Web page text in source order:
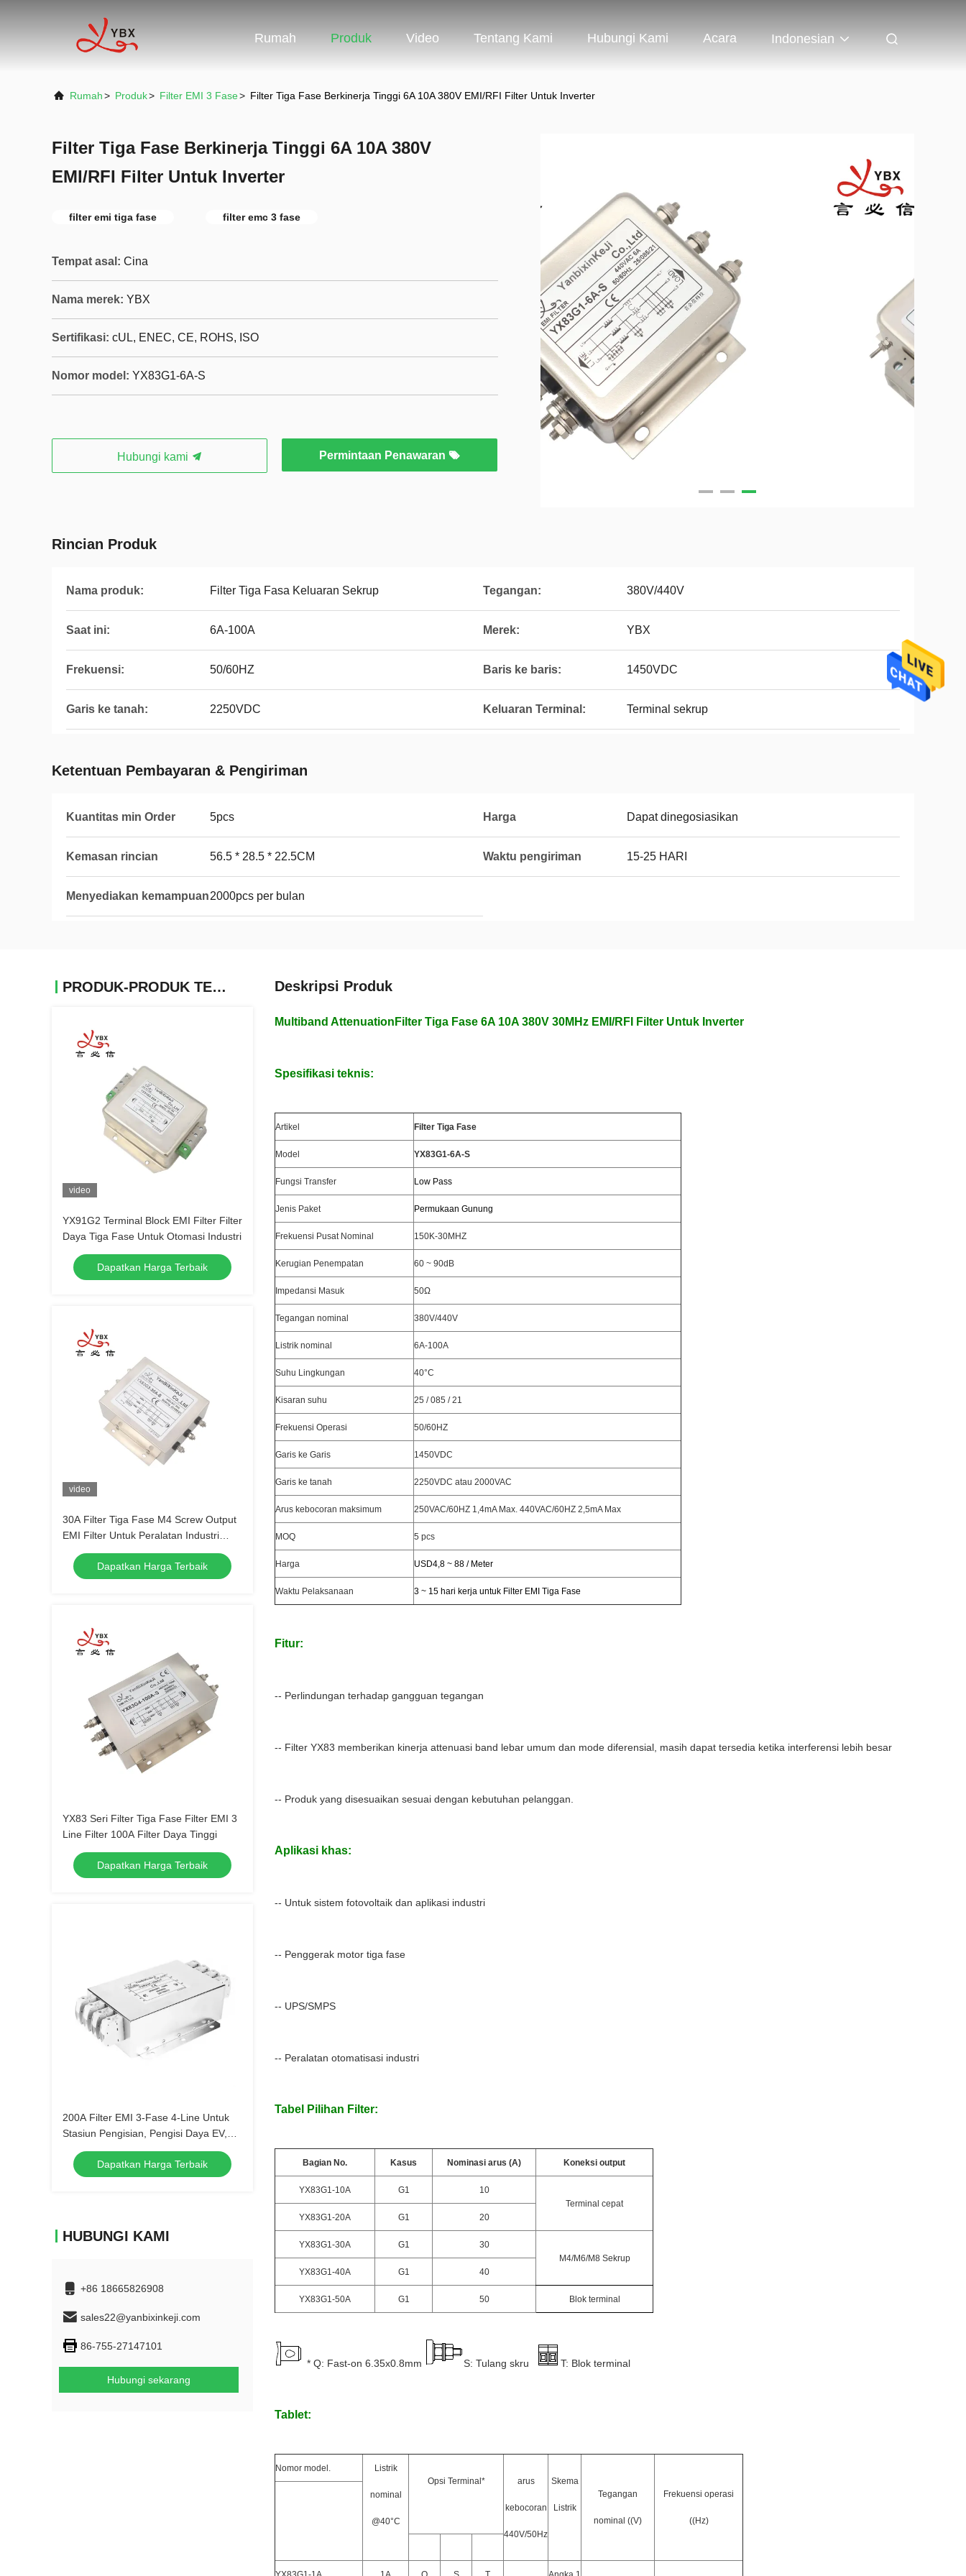
Rumah Produk Video Tentang Kami Hubungi Kami Acara Indonesian
Rumah> Produk> Filter EMI 3 Fase> Filter Tiga Fase Berkinerja Tinggi 6A 10A 380V EMI/RFI Filter Untuk Inverter
Filter Tiga Fase Berkinerja Tinggi 6A 10A 380V
EMI/RFI Filter Untuk Inverter
filter emi tiga fase filter emc 3 fase
Tempat asal: Cina
Nama merek: YBX
Sertifikasi: cUL, ENEC, CE, ROHS, ISO
Nomor model: YX83G1-6A-S
Hubungi kami Permintaan Penawaran
Rincian Produk
Nama produk: Filter Tiga Fasa Keluaran Sekrup Tegangan: 380V/440V
Saat ini: 6A-100A Merek: YBX
Frekuensi: 50/60HZ Baris ke baris: 1450VDC
Garis ke tanah: 2250VDC Keluaran Terminal: Terminal sekrup
Ketentuan Pembayaran & Pengiriman
Kuantitas min Order 5pcs Harga Dapat dinegosiasikan
Kemasan rincian 56.5 * 28.5 * 22.5CM Waktu pengiriman 15-25 HARI
Menyediakan kemampuan2000pcs per bulan
PRODUK-PRODUK TERKAIT
video
YX91G2 Terminal Block EMI Filter Filter
Daya Tiga Fase Untuk Otomasi Industri
Dapatkan Harga Terbaik
video
30A Filter Tiga Fase M4 Screw Output
EMI Filter Untuk Peralatan Industri
Berkualitas Tinggi
Dapatkan Harga Terbaik
YX83 Seri Filter Tiga Fase Filter EMI 3
Line Filter 100A Filter Daya Tinggi
Dapatkan Harga Terbaik
200A Filter EMI 3-Fase 4-Line Untuk
Stasiun Pengisian, Pengisi Daya EV,
Dan Sistem Daya Kendaraan Listrik
Dapatkan Harga Terbaik
HUBUNGI KAMI
+86 18665826908
sales22@yanbixinkeji.com
86-755-27147101
Hubungi sekarang
Deskripsi Produk
Multiband AttenuationFilter Tiga Fase 6A 10A 380V 30MHz EMI/RFI Filter Untuk Inverter
Spesifikasi teknis:
Artikel Filter Tiga Fase
Model YX83G1-6A-S
Fungsi Transfer Low Pass
Jenis Paket Permukaan Gunung
Frekuensi Pusat Nominal 150K-30MHZ
Kerugian Penempatan 60 ~ 90dB
Impedansi Masuk 50Ω
Tegangan nominal 380V/440V
Listrik nominal 6A-100A
Suhu Lingkungan 40°C
Kisaran suhu 25 / 085 / 21
Frekuensi Operasi 50/60HZ
Garis ke Garis 1450VDC
Garis ke tanah 2250VDC atau 2000VAC
Arus kebocoran maksimum 250VAC/60HZ 1,4mA Max. 440VAC/60HZ 2,5mA Max
MOQ 5 pcs
Harga USD4,8 ~ 88 / Meter
Waktu Pelaksanaan 3 ~ 15 hari kerja untuk Filter EMI Tiga Fase
Fitur:
-- Perlindungan terhadap gangguan tegangan
-- Filter YX83 memberikan kinerja attenuasi band lebar umum dan mode diferensial, masih dapat tersedia ketika interferensi lebih besar
-- Produk yang disesuaikan sesuai dengan kebutuhan pelanggan.
Aplikasi khas:
-- Untuk sistem fotovoltaik dan aplikasi industri
-- Penggerak motor tiga fase
-- UPS/SMPS
-- Peralatan otomatisasi industri
Tabel Pilihan Filter:
Bagian No. Kasus Nominasi arus (A) Koneksi output
YX83G1-10A G1
10
Terminal cepat
YX83G1-20A
G1 20
YX83G1-30A G1
30
M4/M6/M8 Sekrup
YX83G1-40A
G1 40
YX83G1-50A G1 50 Blok terminal
* Q: Fast-on 6.35x0.8mm S: Tulang skru T: Blok terminal
Tablet:
Nomor model. Listrik
nominal
@40°C
Opsi Terminal* arus
kebocoran
440V/50Hz
Skema
Listrik
Tegangan
nominal ((V)
Frekuensi operasi
((Hz)